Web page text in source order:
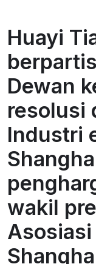
Huayi
Dewan
resolusi
Industri
wakil